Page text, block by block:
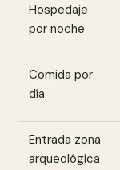
Hospedaje
por noche
Comida por
día
Entrada zona
arqueológica